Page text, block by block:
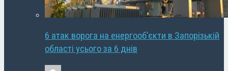
6 атак ворога на енергооб’єкти в Запорізькій
області усього за 6 днів